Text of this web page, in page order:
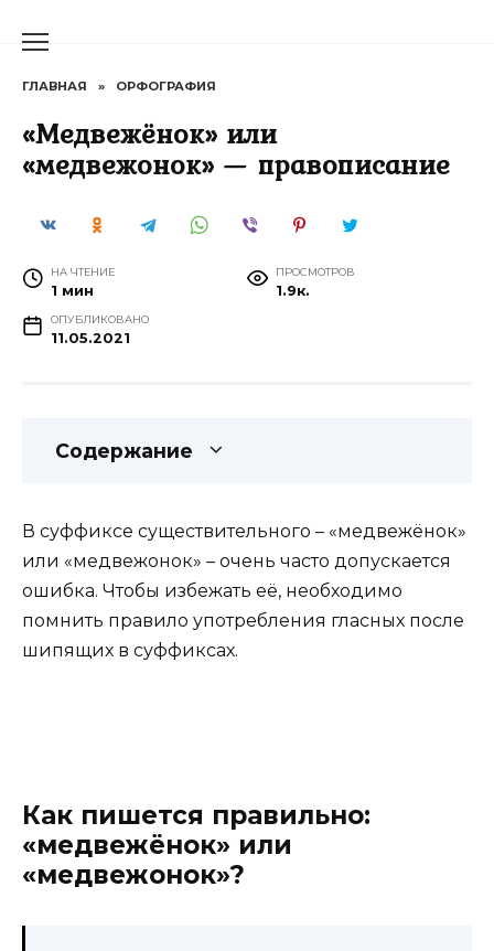
ГЛАВНАЯ » ОРФОГРАФИЯ
«Медвежёнок» или
«медвежонок» — правописание
НА ЧТЕНИЕ
1 мин
ПРОСМОТРОВ
1.9к.
ОПУБЛИКОВАНО
11.05.2021
Содержание
В суффиксе существительного – «медвежёнок»
или «медвежонок» – очень часто допускается
ошибка. Чтобы избежать её, необходимо
помнить правило употребления гласных после
шипящих в суффиксах.
Как пишется правильно:
«медвежёнок» или
«медвежонок»?